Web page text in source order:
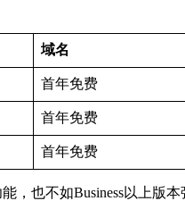
域名
首年免费
首年免费
首年免费
，也不如Business以上版本